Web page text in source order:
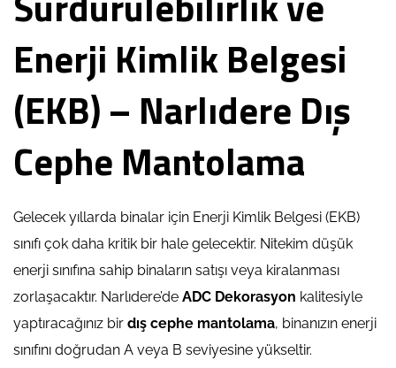
Enerji Kimlik Belgesi
(EKB) – Narlıdere Dış
Cephe Mantolama
Gelecek yıllarda binalar için Enerji Kimlik Belgesi (EKB)
sınıfı çok daha kritik bir hale gelecektir. Nitekim düşük
enerji sınıfına sahip binaların satışı veya kiralanması
zorlaşacaktır. Narlıdere’de ADC Dekorasyon kalitesiyle
yaptıracağınız bir dış cephe mantolama, binanızın enerji
sınıfını doğrudan A veya B seviyesine yükseltir.